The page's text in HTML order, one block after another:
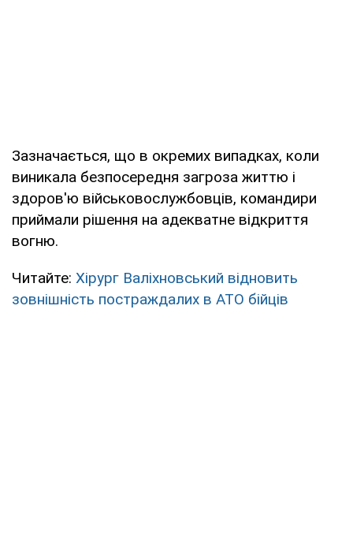
Зазначається, що в окремих випадках, коли
виникала безпосередня загроза життю і
здоров'ю військовослужбовців, командири
приймали рішення на адекватне відкриття
вогню.
Читайте: Xірург Валіхновський відновить
зовнішність постраждалих в АТО бійців